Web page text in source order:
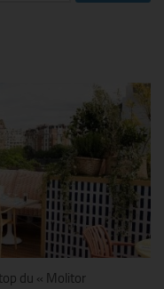
du « Molitor